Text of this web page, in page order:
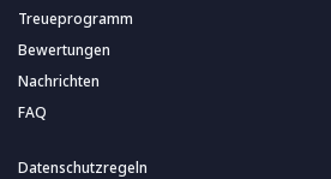
Treueprogramm
Bewertungen
Nachrichten
FAQ
Datenschutzregeln